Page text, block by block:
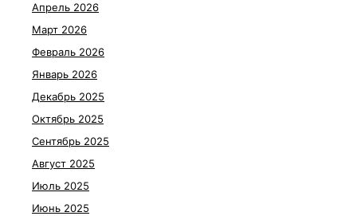
Апрель 2026
Март 2026
Февраль 2026
Январь 2026
Декабрь 2025
Октябрь 2025
Сентябрь 2025
Август 2025
Июль 2025
Июнь 2025